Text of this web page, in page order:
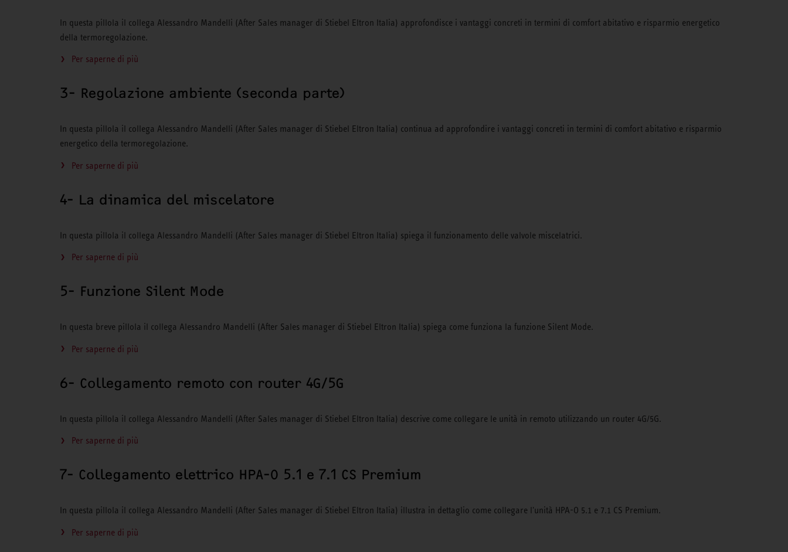
In questa pillola il collega Alessandro Mandelli (After Sales manager di Stiebel Eltron Italia) approfondisce i vantaggi concreti in termini di comfort abitativo e risparmio energetico
della termoregolazione.
Per saperne di più
3- Regolazione ambiente (seconda parte)
In questa pillola il collega Alessandro Mandelli (After Sales manager di Stiebel Eltron Italia) continua ad approfondire i vantaggi concreti in termini di comfort abitativo e risparmio
energetico della termoregolazione.
Per saperne di più
4- La dinamica del miscelatore
In questa pillola il collega Alessandro Mandelli (After Sales manager di Stiebel Eltron Italia) spiega il funzionamento delle valvole miscelatrici.
Per saperne di più
5- Funzione Silent Mode
In questa breve pillola il collega Alessandro Mandelli (After Sales manager di Stiebel Eltron Italia) spiega come funziona la funzione Silent Mode.
Per saperne di più
6- Collegamento remoto con router 4G/5G
In questa pillola il collega Alessandro Mandelli (After Sales manager di Stiebel Eltron Italia) descrive come collegare le unità in remoto utilizzando un router 4G/5G.
Per saperne di più
7- Collegamento elettrico HPA-O 5.1 e 7.1 CS Premium
In questa pillola il collega Alessandro Mandelli (After Sales manager di Stiebel Eltron Italia) illustra in dettaglio come collegare l'unità HPA-O 5.1 e 7.1 CS Premium.
Per saperne di più